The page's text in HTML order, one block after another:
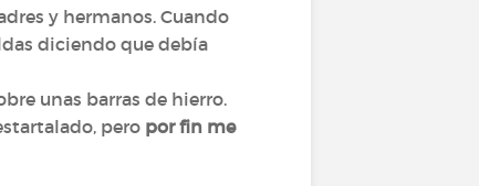
y hermanos. Cuando
diciendo que debía
unas barras de hierro.
pero por fin me